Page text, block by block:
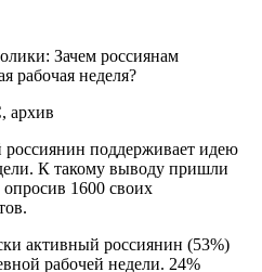
архив
поддерживает идею
К такому выводу пришли
опросив 1600 своих
активный россиянин (53%)
рабочей недели. 24%